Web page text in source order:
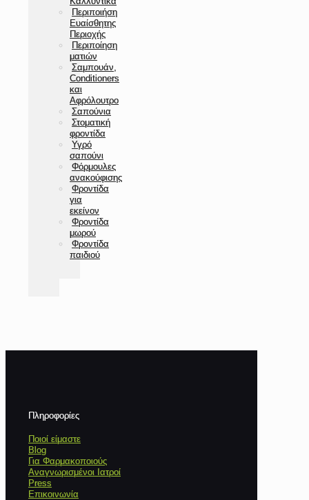
Περιποιήση
Ευαίσθητης
Περιοχής
Περιποίηση
ματιών
Σαμπουάν,
Conditioners
και
Αφρόλουτρο
Σαπούνια
Στοματική
φροντίδα
Υγρό
σαπούνι
Φόρμουλες
ανακούφισης
Φροντίδα
για
εκείνον
Φροντίδα
μωρού
Φροντίδα
παιδιού
Πληροφορίες
Ποιοί είμαστε
Blog
Για Φαρμακοποιούς
Αναγνωρισμένοι Ιατροί
Press
Επικοινωνία